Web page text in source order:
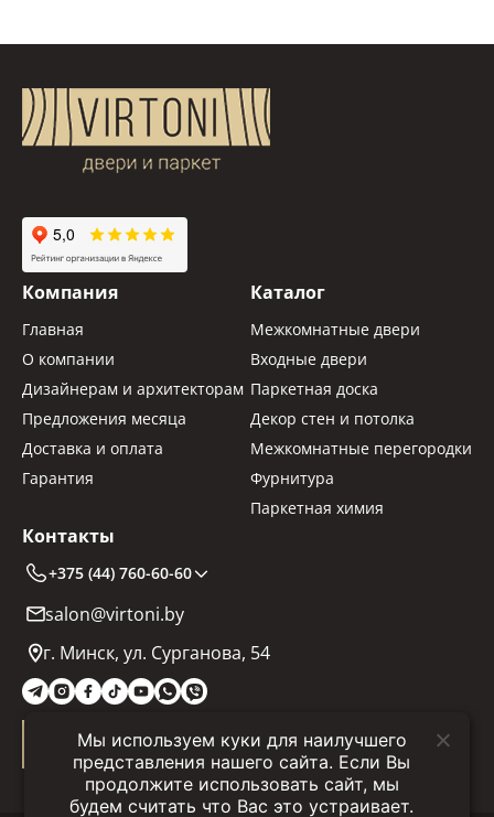
Компания
Главная
О компании
Дизайнерам и архитекторам
Предложения месяца
Доставка и оплата
Гарантия
Каталог
Межкомнатные двери
Входные двери
Паркетная доска
Декор стен и потолка
Межкомнатные перегородки
Фурнитура
Паркетная химия
Контакты
+375 (44) 760-60-60
salon@virtoni.by
г. Минск, ул. Сурганова, 54
Заказать звонок
Мы используем куки для наилучшего
представления нашего сайта. Если Вы
продолжите использовать сайт, мы
будем считать что Вас это устраивает.